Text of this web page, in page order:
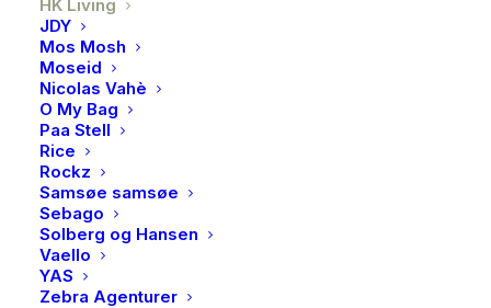
HK Living
JDY
Mos Mosh
Moseid
Nicolas Vahè
O My Bag
Paa Stell
Rice
Rockz
Samsøe samsøe
Sebago
Solberg og Hansen
Vaello
YAS
Zebra Agenturer
Utsolgt
Produktnummer
Kategorier
skåler
Brand